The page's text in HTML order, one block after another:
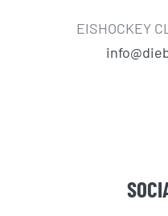
EISHOCKEY